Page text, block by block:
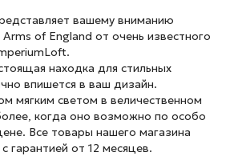
вашему вниманию
of England от очень известного
находка для стильных
впишется в ваш дизайн.
мягким светом в величественном
когда оно возможно по особо
Все товары нашего магазина
гарантией от 12 месяцев.